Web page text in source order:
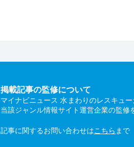
掲載記事の監修について
マイナビニュース 水まわりのレスキュ
当該ジャンル情報サイト運営企業の監修
記事に関するお問い合わせはこちら まで